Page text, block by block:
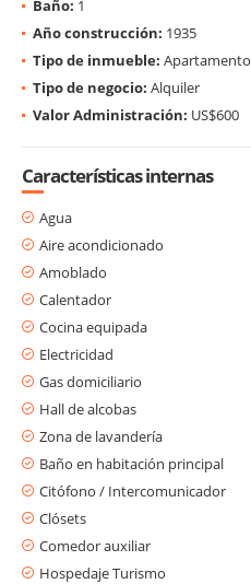
Baño: 1
Año construcción: 1935
Tipo de inmueble: Apartamento
Tipo de negocio: Alquiler
Valor Administración: US$600
Características internas
Agua
Aire acondicionado
Amoblado
Calentador
Cocina equipada
Electricidad
Gas domiciliario
Hall de alcobas
Zona de lavandería
Baño en habitación principal
Citófono / Intercomunicador
Clósets
Comedor auxiliar
Hospedaje Turismo